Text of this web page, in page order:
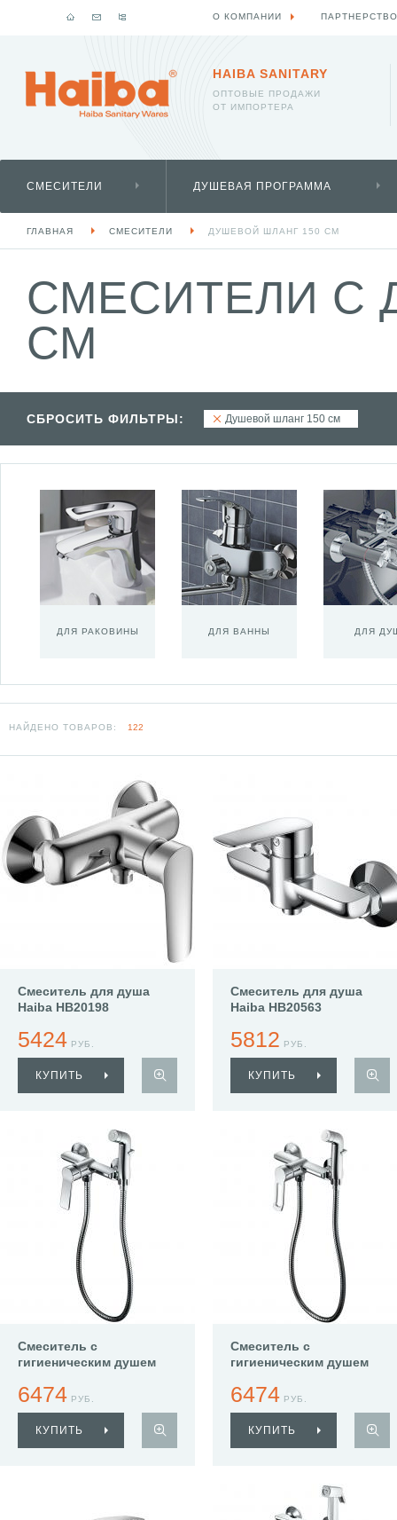
HAIBA SANITARY
ОПТОВЫЕ ПРОДАЖИ
ОТ ИМПОРТЕРА
СМЕСИТЕЛИ ДУШЕВАЯ ПРОГРАММА
ГЛАВНАЯ СМЕСИТЕЛИ ДУШЕВОЙ ШЛАНГ 150 СМ
СМЕСИТЕЛИ С
СМ
СБРОСИТЬ ФИЛЬТРЫ: Душевой шланг 150 см
ДЛЯ РАКОВИНЫ ДЛЯ ВАННЫ ДЛЯ
НАЙДЕНО ТОВАРОВ: 122
Смеситель для душа
Haiba HB20198
5424 РУБ.
КУПИТЬ
Смеситель для душа
Haiba HB20563
5812 РУБ.
КУПИТЬ
Смеситель с
гигиеническим душем
6474 РУБ.
КУПИТЬ
Смеситель с
гигиеническим душем
6474 РУБ.
КУПИТЬ
О КОМПАНИИ ПАРТНЕРСТВО